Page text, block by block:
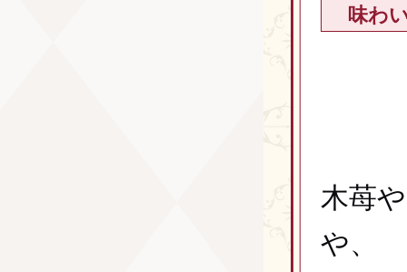
味わ
木苺
や、